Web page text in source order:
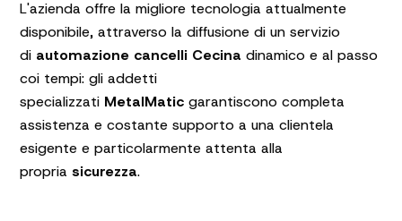
L'azienda offre la migliore tecnologia attualmente
disponibile, attraverso la diffusione di un servizio
di automazione cancelli Cecina dinamico e al passo
coi tempi: gli addetti
specializzati MetalMatic garantiscono completa
assistenza e costante supporto a una clientela
esigente e particolarmente attenta alla
propria sicurezza.